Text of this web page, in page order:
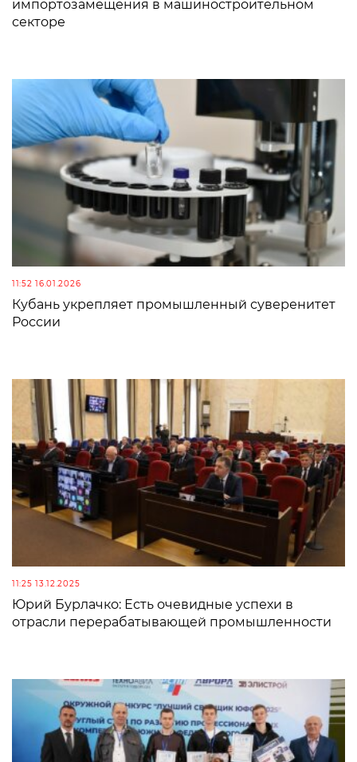
импортозамещения в машиностроительном
секторе
11:52 16.01.2026
Кубань укрепляет промышленный суверенитет
России
11:25 13.12.2025
Юрий Бурлачко: Есть очевидные успехи в
отрасли перерабатывающей промышленности